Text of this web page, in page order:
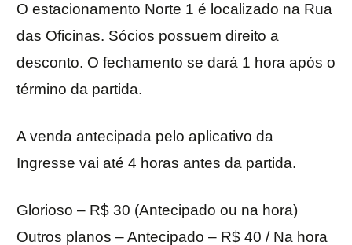
O estacionamento Norte 1 é localizado na Rua
das Oficinas. Sócios possuem direito a
desconto. O fechamento se dará 1 hora após o
término da partida.
A venda antecipada pelo aplicativo da
Ingresse vai até 4 horas antes da partida.
Glorioso – R$ 30 (Antecipado ou na hora)
Outros planos – Antecipado – R$ 40 / Na hora